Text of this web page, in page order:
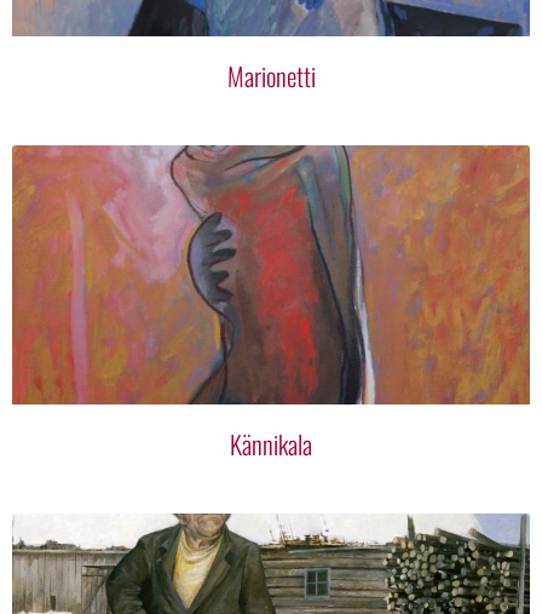
Marionetti
Kännikala